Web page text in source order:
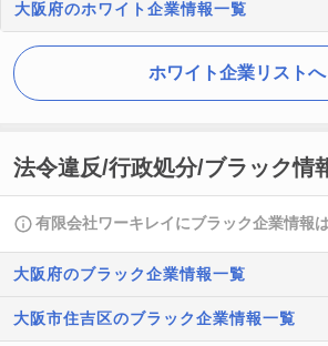
大阪府のホワイト企業情報一覧
ホワイト企業リストへ
法令違反/行政処分/ブラック情
有限会社ワーキレイにブラック企業情報
大阪府のブラック企業情報一覧
大阪市住吉区のブラック企業情報一覧